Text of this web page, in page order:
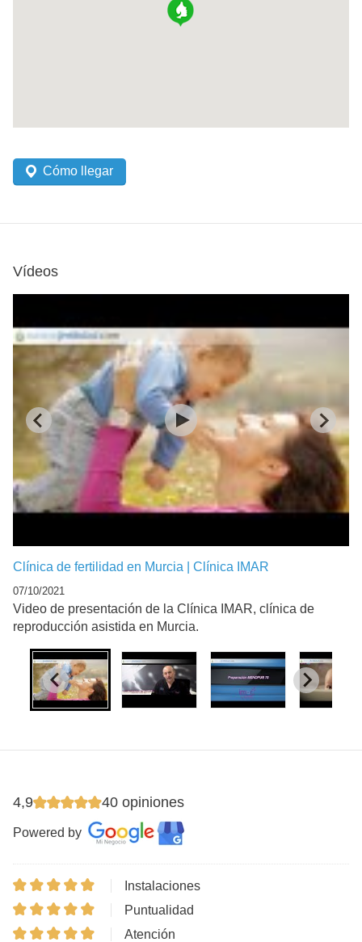
Cómo llegar
Vídeos
Clínica de fertilidad en Murcia | Clínica IMAR
07/10/2021
Video de presentación de la Clínica IMAR, clínica de
reproducción asistida en Murcia.
4,9 40 opiniones
Powered by
Instalaciones
Puntualidad
Atención